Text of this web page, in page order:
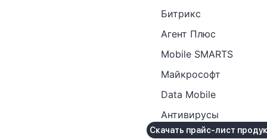
Битрикс
Агент Плюс
Mobile SMARTS
Майкрософт
Data Mobile
Антивирусы
Скачать прайс-лист